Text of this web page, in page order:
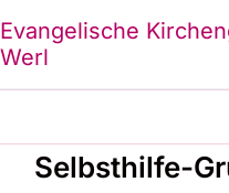
Evangelische
Werl
Selbsthilfe-